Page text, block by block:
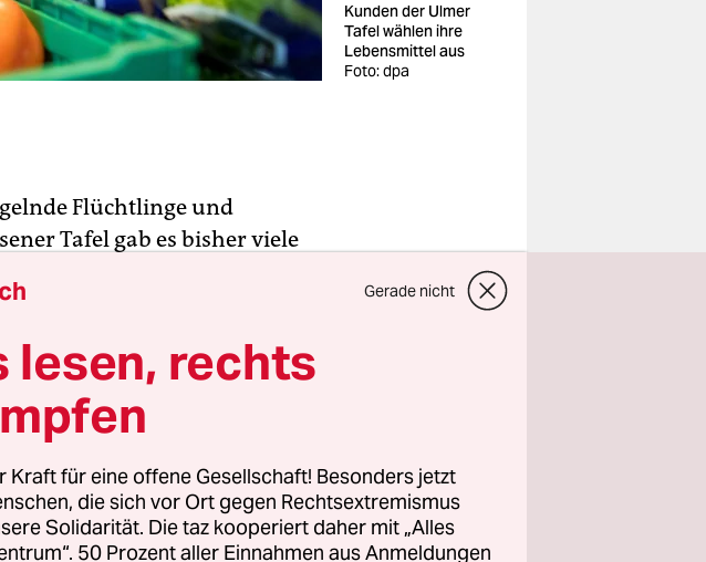
Kunden der Ulmer
Tafel wählen ihre
Lebensmittel aus
Foto: dpa
Flüchtlinge und
Tafel gab es bisher viele
von Sozialverbänden
am Dienstag in Berlin zu
darunter so bekannte wie die
DGB – reagieren damit auf
hatte die dortige Leitung
bei der Verteilung von
Gerade nicht
lesen, rechts
Kraft für eine offene Gesellschaft! Besonders jetzt
die sich vor Ort gegen Rechtsextremismus
Solidarität. Die taz kooperiert daher mit „Alles
50 Prozent aller Einnahmen aus Anmeldungen